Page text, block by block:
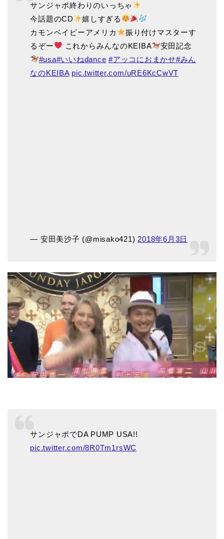
サンジャポ終わりのいっちゃ
今話題のCD
嬉しすぎる
カモンベイビーアメリカ
振り付けマスターす
るぞー
これからみんなのKEIBA
安田記念
#usa#いいねdance #アッコにおまかせ#みん
なのKEIBA pic.twitter.com/uRE6KcCwVT
— 安田美沙子 (@misako421) 2018年6月3日
サンジャポでDA PUMP USA!!
pic.twitter.com/8R0Tm1rsWC